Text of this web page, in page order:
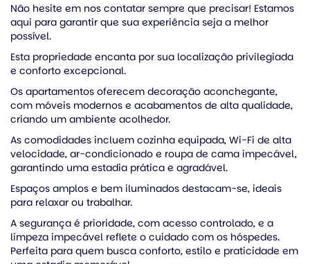
Não hesite em nos contatar sempre que precisar! Estamos
aqui para garantir que sua experiência seja a melhor
possível.
Esta propriedade encanta por sua localização privilegiada
e conforto excepcional.
Os apartamentos oferecem decoração aconchegante,
com móveis modernos e acabamentos de alta qualidade,
criando um ambiente acolhedor.
As comodidades incluem cozinha equipada, Wi-Fi de alta
velocidade, ar-condicionado e roupa de cama impecável,
garantindo uma estadia prática e agradável.
Espaços amplos e bem iluminados destacam-se, ideais
para relaxar ou trabalhar.
A segurança é prioridade, com acesso controlado, e a
limpeza impecável reflete o cuidado com os hóspedes.
Perfeita para quem busca conforto, estilo e praticidade em